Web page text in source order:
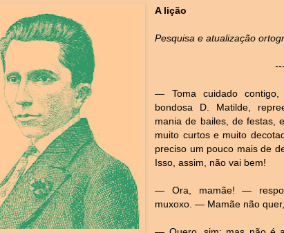
A lição
Pesquisa e atualização
— Toma cuidado contigo,
bondosa D. Matilde,
mania de bailes, de festas,
muito curtos e muito
preciso um pouco mais de
Isso, assim, não vai bem!
— Ora, mamãe! —
muxoxo. — Mamãe não